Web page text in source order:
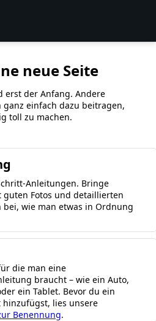
neue Seite
erst der Anfang. Andere
einfach dazu beitragen,
toll zu machen.
Anleitungen. Bringe
guten Fotos und detaillierten
bei, wie man etwas in Ordnung
die man eine
braucht – wie ein Auto,
ein Tablet. Bevor du ein
hinzufügst, lies unsere
Benennung.